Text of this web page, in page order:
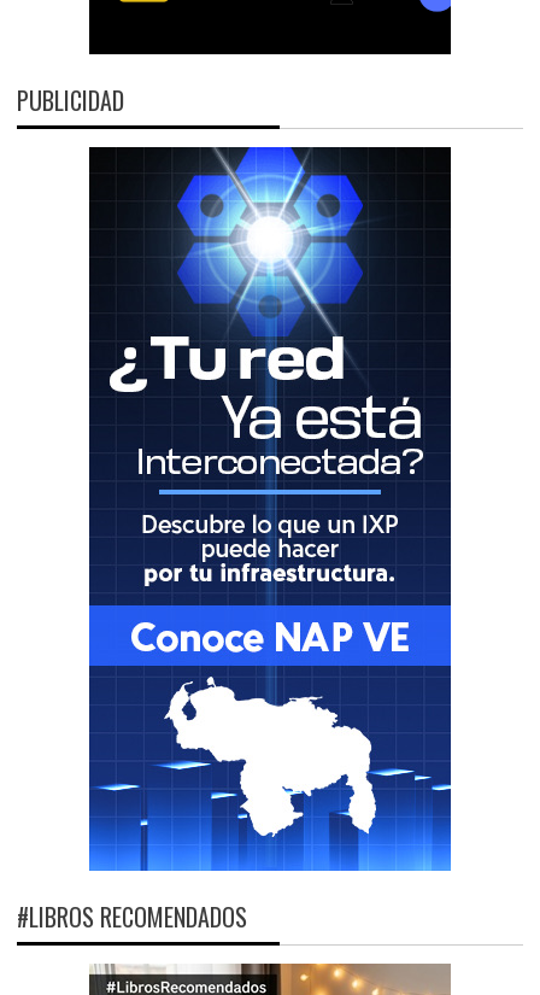
PUBLICIDAD
#LIBROS RECOMENDADOS